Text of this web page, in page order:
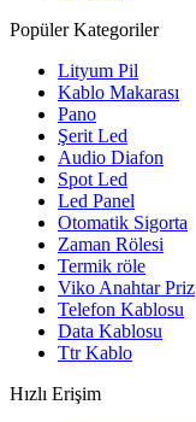
Popüler Kategoriler
Lityum Pil
Kablo Makarası
Pano
Şerit Led
Audio Diafon
Spot Led
Led Panel
Otomatik Sigorta
Zaman Rölesi
Termik röle
Viko Anahtar Priz
Telefon Kablosu
Data Kablosu
Ttr Kablo
Hızlı Erişim